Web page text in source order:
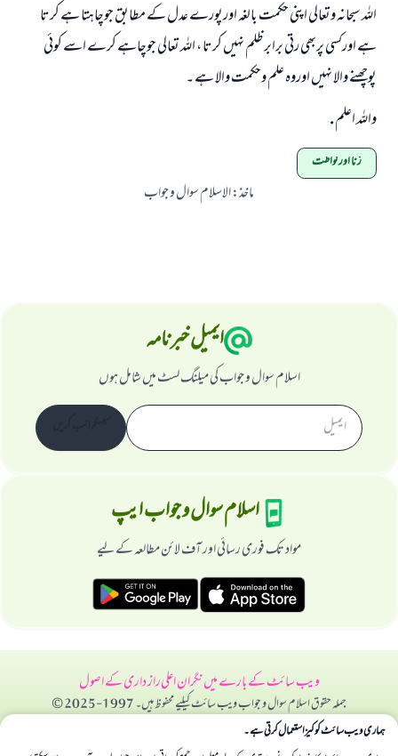
اللہ سبحانہ وتعالی اپنی حکمت بالغہ اورپورے عدل کے مطابق جوچاہتا ہے کرتا
ہے اورکسی پربھی رتی برابر ظلم نہيں کرتا ، اللہ تعالی جوچاہے کرے اسے کوئی
پوچھنے والا نہيں اوروہ علم وحکمت والا ہے ۔
واللہ اعلم .
زنا اور لواطت
ماخذ:الاسلام سوال و جواب
ایمیل خبرنامہ
اسلام سوال و جواب کی میلنگ لسٹ میں شامل ہوں
اسلام سوال و جواب ایپ
مواد تک فوری رسائی اور آف لائن مطالعہ کے لیے
ویب سائٹ کے بارے میںنگران اعلیراز داری کے اصول
جملہ حقوق اسلام سوال و جواب ویب سائٹ کیلیے محفوظ ہیں۔ 1997-2025 ©
ہماری ویب سائٹ کوکیز استعمال کرتی ہے۔